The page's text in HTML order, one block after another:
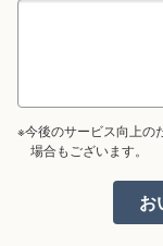
※今後のサービス向上の
場合もございます。